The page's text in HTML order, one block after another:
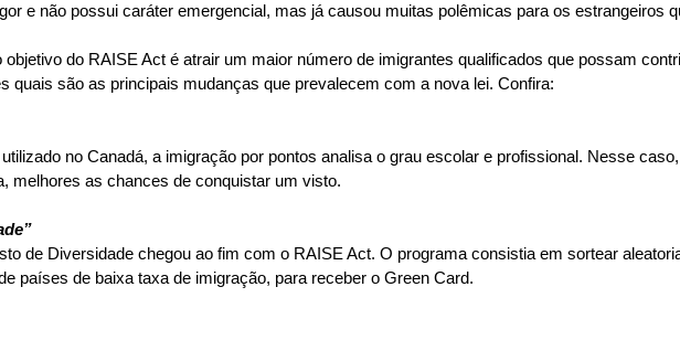
e não possui caráter emergencial, mas já causou muitas polêmicas para os estrangeiros
objetivo do RAISE Act é atrair um maior número de imigrantes qualificados que possam
quais são as principais mudanças que prevalecem com a nova lei. Confira:
no Canadá, a imigração por pontos analisa o grau escolar e profissional. Nesse
melhores as chances de conquistar um visto.
de Diversidade chegou ao fim com o RAISE Act. O programa consistia em sortear
países de baixa taxa de imigração, para receber o Green Card.